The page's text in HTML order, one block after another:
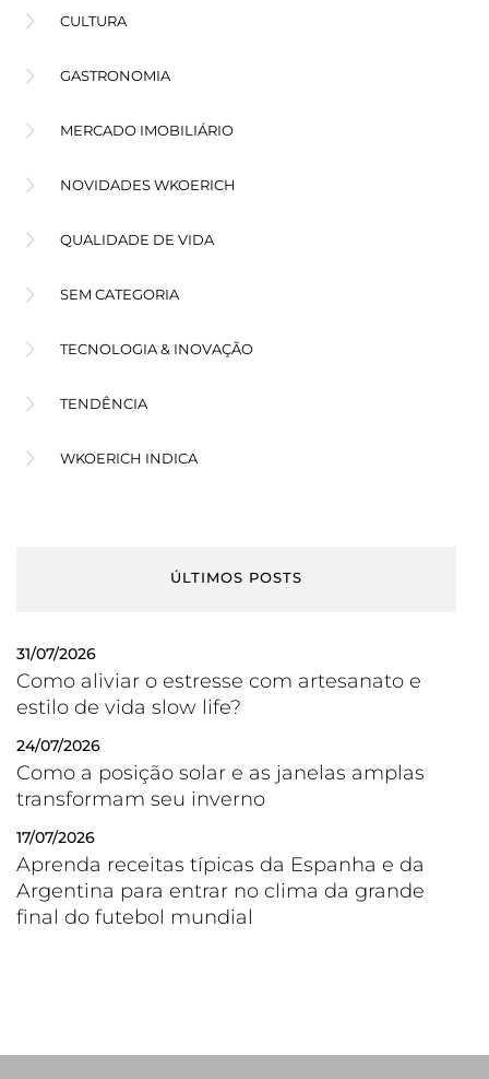
CULTURA
GASTRONOMIA
MERCADO IMOBILIÁRIO
NOVIDADES WKOERICH
QUALIDADE DE VIDA
SEM CATEGORIA
TECNOLOGIA & INOVAÇÃO
TENDÊNCIA
WKOERICH INDICA
ÚLTIMOS POSTS
31/07/2026
Como aliviar o estresse com artesanato e
estilo de vida slow life?
24/07/2026
Como a posição solar e as janelas amplas
transformam seu inverno
17/07/2026
Aprenda receitas típicas da Espanha e da
Argentina para entrar no clima da grande
final do futebol mundial